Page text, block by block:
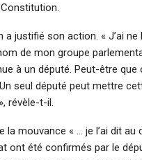
justifié son action. « J’ai ne
de mon groupe
à un député. Peut-être que
seul député peut mettre
révèle-t-il.
mouvance « … je l’ai dit au
ont été confirmés par le